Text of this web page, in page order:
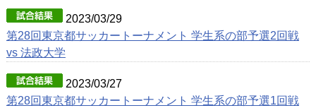
CLUB PROFILE チーム情報
SCHEDULE
LINK リンク
2023/03/29
第28回東京都サッカートーナメント 学生系の部予選2回戦
vs 法政大学
2023/03/27
第28回東京都サッカートーナメント 学生系の部予選1回戦